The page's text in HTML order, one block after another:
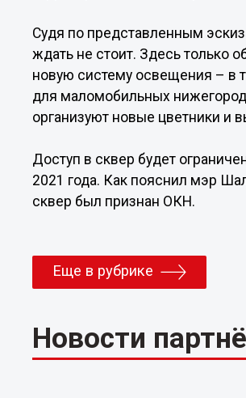
Судя по представленным
ждать не стоит. Здесь только
новую систему освещения – в
для маломобильных
организуют новые цветники и
Доступ в сквер будет
2021 года. Как пояснил мэр
сквер был признан ОКН.
Еще в рубрике
Новости